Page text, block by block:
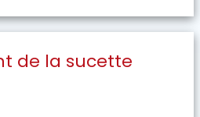
de la sucette